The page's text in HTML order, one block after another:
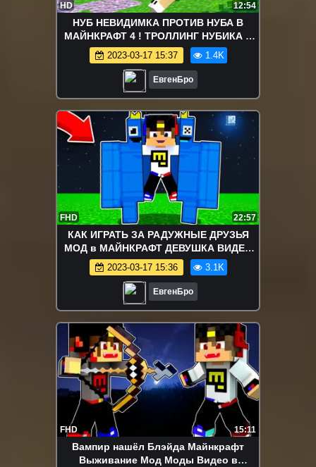
HD 12:54
НУБ НЕВИДИМКА ПРОТИВ НУБА В
МАЙНКРАФТ 4 ! ТРОЛЛИНГ НУБИКА В
MINECRAFT Мультик Майнкрафт
2023-03-17 15:37 1.4K
ЕвгенБро
FHD 22:57
КАК ИГРАТЬ ЗА РАДУЖНЫЕ ДРУЗЬЯ
МОД в МАЙНКРАФТ ДЕВУШКА ВИДЕО
ТРОЛЛИНГ MINECRAFT Rainbow Friends
2023-03-17 15:36 3.1K
ЕвгенБро
FHD 15:11
Вампир нашёл Блэйда Майнкрафт
Выживание Мод Моды Видео в